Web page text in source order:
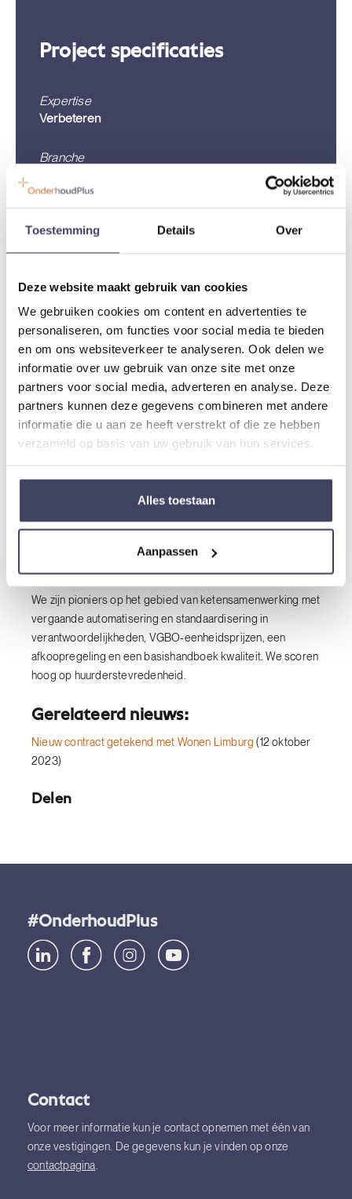
Toestemming Details Over
Deze website maakt gebruik van cookies
We gebruiken cookies om content en advertenties te
personaliseren, om functies voor social media te bieden
en om ons websiteverkeer te analyseren. Ook delen we
informatie over uw gebruik van onze site met onze
partners voor social media, adverteren en analyse. Deze
partners kunnen deze gegevens combineren met andere
informatie die u aan ze heeft verstrekt of die ze hebben
verzameld op basis van uw gebruik van hun services.
Alles toestaan
Aanpassen
Project specificaties
Expertise
Verbeteren
Branche
Venlo
In uitvoering
Niet Planmatig Onderhoud
Wonen Limburg
serviceverzoeken, het vraaggestuurd binnenonderhoud
(VGBO), zoals keukens, badkamers en toiletten en het
We zijn pioniers op het gebied van ketensamenwerking met
vergaande automatisering en standaardisering in
verantwoordelijkheden, VGBO-eenheidsprijzen, een
afkoopregeling en een basishandboek kwaliteit. We scoren
hoog op huurderstevredenheid.
Gerelateerd nieuws:
Nieuw contract getekend met Wonen Limburg (12 oktober
2023)
Delen
#OnderhoudPlus
Contact
Voor meer informatie kun je contact opnemen met één van
onze vestigingen. De gegevens kun je vinden op onze
contactpagina